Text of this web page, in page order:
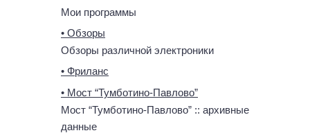
Мои программы
• Обзоры
Обзоры различной электроники
• Фриланс
• Мост “Тумботино-Павлово”
Мост “Тумботино-Павлово” :: архивные
данные